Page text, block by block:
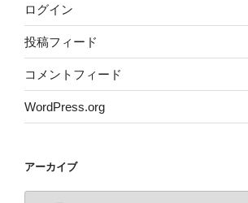
ログイン
投稿フィード
コメントフィード
WordPress.org
アーカイブ